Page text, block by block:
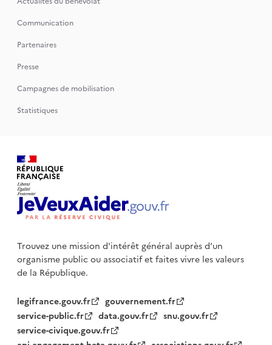
Communication
Partenaires
Presse
Campagnes de mobilisation
Statistiques
Trouvez une mission d'intérêt général auprès d’un
organisme publicou associatif et faites vivre les valeurs
de la République.
legifrance.gouv.fr
gouvernement.fr
service-public.fr
data.gouv.fr
snu.gouv.fr
service-civique.gouv.fr